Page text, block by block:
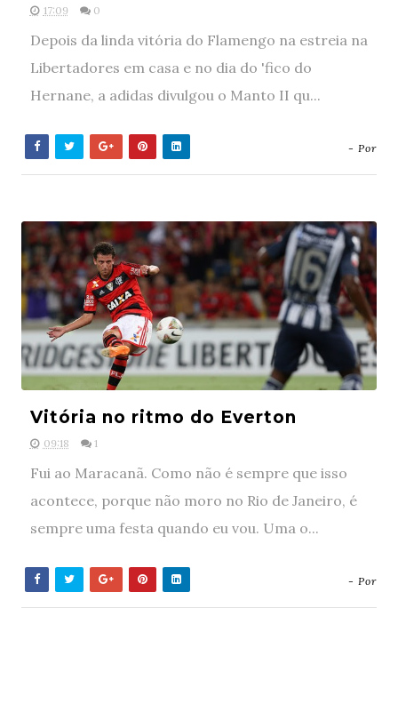
17:09 0
Depois da linda vitória do Flamengo na estreia na
Libertadores em casa e no dia do 'fico do
Hernane, a adidas divulgou o Manto II qu...
- Por
Vitória no ritmo do Everton
09:18 1
Fui ao Maracanã. Como não é sempre que isso
acontece, porque não moro no Rio de Janeiro, é
sempre uma festa quando eu vou. Uma o...
- Por